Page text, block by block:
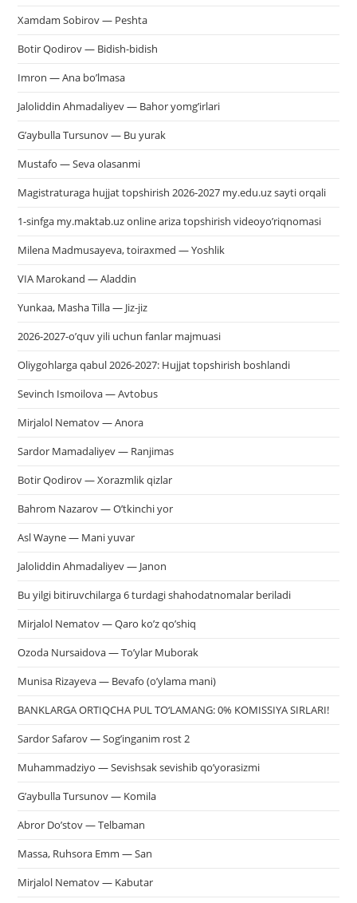
Xamdam Sobirov — Peshta
Botir Qodirov — Bidish-bidish
Imron — Ana bo’lmasa
Jaloliddin Ahmadaliyev — Bahor yomg’irlari
G’aybulla Tursunov — Bu yurak
Mustafo — Seva olasanmi
Magistraturaga hujjat topshirish 2026-2027 my.edu.uz sayti orqali
1-sinfga my.maktab.uz online ariza topshirish videoyo’riqnomasi
Milena Madmusayeva, toiraxmed — Yoshlik
VIA Marokand — Aladdin
Yunkaa, Masha Tilla — Jiz-jiz
2026-2027-o’quv yili uchun fanlar majmuasi
Oliygohlarga qabul 2026-2027: Hujjat topshirish boshlandi
Sevinch Ismoilova — Avtobus
Mirjalol Nematov — Anora
Sardor Mamadaliyev — Ranjimas
Botir Qodirov — Xorazmlik qizlar
Bahrom Nazarov — O’tkinchi yor
Asl Wayne — Mani yuvar
Jaloliddin Ahmadaliyev — Janon
Bu yilgi bitiruvchilarga 6 turdagi shahodatnomalar beriladi
Mirjalol Nematov — Qaro ko’z qo’shiq
Ozoda Nursaidova — To’ylar Muborak
Munisa Rizayeva — Bevafo (o’ylama mani)
BANKLARGA ORTIQCHA PUL TO‘LAMANG: 0% KOMISSIYA SIRLARI!
Sardor Safarov — Sog’inganim rost 2
Muhammadziyo — Sevishsak sevishib qo’yorasizmi
G’aybulla Tursunov — Komila
Abror Do’stov — Telbaman
Massa, Ruhsora Emm — San
Mirjalol Nematov — Kabutar